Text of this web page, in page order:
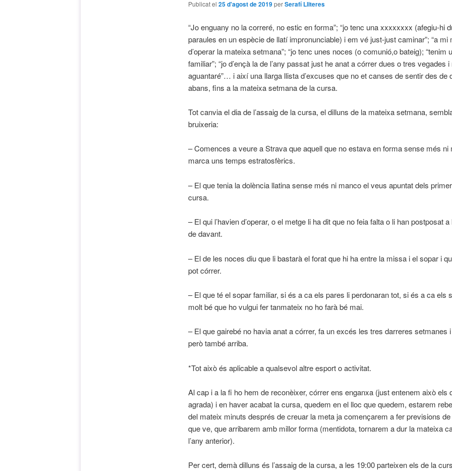
Publicat el 25 d'agost de 2019perSerafí Lliteres
“Jo enguany no la correré, no estic en forma”; “jo tenc una xxxxxxxx (afegiu-hi
paraules en un espècie de llatí impronunciable) i em vé just-just caminar”; “a mi
d’operar la mateixa setmana”; “jo tenc unes noces (o comunió,o bateig); “tenim
familiar”; “jo d’ençà la de l’any passat just he anat a córrer dues o tres vegades i
aguantaré”… i així una llarga llista d’excuses que no et canses de sentir des de
abans, fins a la mateixa setmana de la cursa.
Tot canvia el dia de l’assaig de la cursa, el dilluns de la mateixa setmana,
bruixeria:
– Comences a veure a Strava que aquell que no estava en forma sense més ni
marca uns temps estratosfèrics.
– El que tenia la dolència llatina sense més ni manco el veus apuntat dels
cursa.
– El qui l’havien d’operar, o el metge li ha dit que no feia falta o li han postposat
de davant.
– El de les noces diu que li bastarà el forat que hi ha entre la missa i el sopar i
pot córrer.
– El que té el sopar familiar, si és a ca els pares li perdonaran tot, si és a ca els
molt bé que ho vulgui fer tanmateix no ho farà bé mai.
– El que gairebé no havia anat a córrer, fa un excés les tres darreres setmanes
però també arriba.
*Tot això és aplicable a qualsevol altre esport o activitat.
Al cap i a la fi ho hem de reconèixer, córrer ens enganxa (just entenem això els
agrada) i en haver acabat la cursa, quedem en el lloc que quedem, estarem
del mateix minuts després de creuar la meta ja començarem a fer previsions de
que ve, que arribarem amb millor forma (mentidota, tornarem a dur la mateixa
l’any anterior).
Per cert, demà dilluns és l’assaig de la cursa, a les 19:00 parteixen els de la